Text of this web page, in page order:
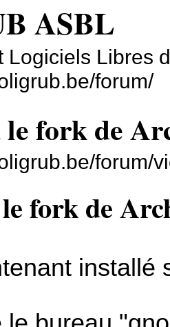
ASBL
Logiciels Libres
forum/
fork de
forum/
fork de
installé